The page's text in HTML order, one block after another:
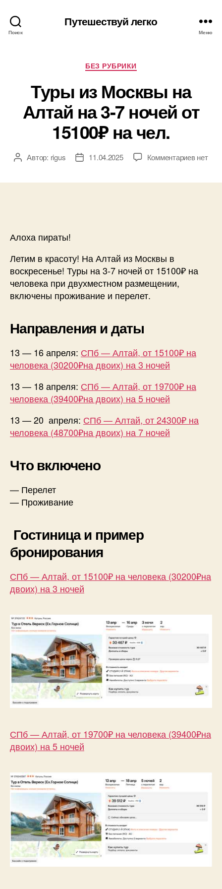
Поиск
Путешествуй легко
Меню
Рубрики
БЕЗ РУБРИКИ
Туры из Москвы на
Алтай на 3-7 ночей от
15100₽ на чел.
АвторАвтор: rigus
Дата11.04.2025 Комментариевк
от
нет
Алоха пираты!
Летим в красоту! На Алтай из Москвы в
воскресенье! Туры на 3-7 ночей от 15100₽ на
человека при двухместном размещении,
включены проживание и перелет.
Направления и даты
13 — 16 апреля: СПб — Алтай, от 15100₽ на
человека (30200₽на двоих) на 3 ночей
13 — 18 апреля: СПб — Алтай, от 19700₽ на
человека (39400₽на двоих) на 5 ночей
13 — 20 апреля: СПб — Алтай, от 24300₽ на
человека (48700₽на двоих) на 7 ночей
Что включено
— Перелет
— Проживание
Гостиница и пример
бронирования
СПб — Алтай, от 15100₽ на человека (30200₽на
двоих) на 3 ночей
СПб — Алтай, от 19700₽ на человека (39400₽на
двоих) на 5 ночей